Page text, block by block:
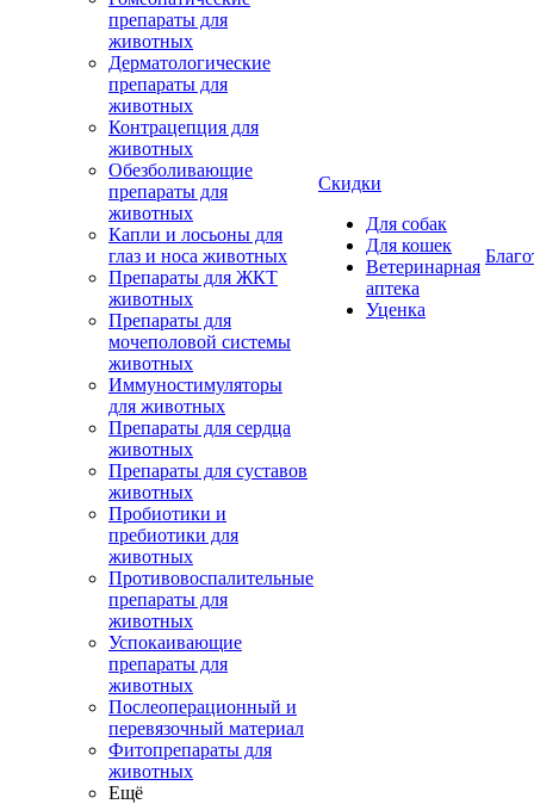
препараты для
животных
Дерматологические
препараты для
животных
Контрацепция для
животных
Обезболивающие
препараты для
животных
Капли и лосьоны для
глаз и носа животных
Препараты для ЖКТ
животных
Препараты для
мочеполовой системы
животных
Иммуностимуляторы
для животных
Препараты для сердца
животных
Препараты для суставов
животных
Пробиотики и
пребиотики для
животных
Противовоспалительные
препараты для
животных
Успокаивающие
препараты для
животных
Послеоперационный и
перевязочный материал
Фитопрепараты для
животных
Ещё
Скидки
Для собак
Для кошек
Ветеринарная
аптека
Уценка